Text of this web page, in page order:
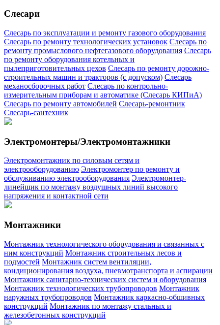
Слесари
Слесарь по эксплуатации и ремонту газового оборудования
Слесарь по ремонту технологических установок Слесарь по
ремонту промыслового нефтегазового оборудования Слесарь
по ремонту оборудования котельных и
пылеприготовительных цехов Слесарь по ремонту дорожно-
строительных машин и тракторов (с допуском) Слесарь
механосборочных работ Слесарь по контрольно-
измерительным приборам и автоматике (Слесарь КИПиА)
Слесарь по ремонту автомобилей Слесарь-ремонтник
Слесарь-сантехник
Электромонтеры/Электромонтажники
Электромонтажник по силовым сетям и
электрооборудованию Электромонтер по ремонту и
обслуживанию электрооборудования Электромонтер-
линейщик по монтажу воздушных линий высокого
напряжения и контактной сети
Монтажники
Монтажник технологического оборудования и связанных с
ним конструкций Монтажник строительных лесов и
подмостей Монтажник систем вентиляции,
кондиционирования воздуха, пневмотранспорта и аспирации
Монтажник санитарно-технических систем и оборудования
Монтажник технологических трубопроводов Монтажник
наружных трубопроводов Монтажник каркасно-обшивных
конструкций Монтажник по монтажу стальных и
железобетонных конструкций